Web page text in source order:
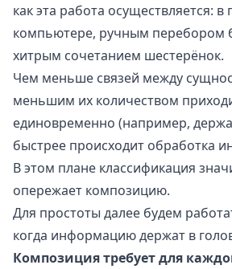
как эта работа осуществляется: в
компьютере, ручным перебором
хитрым сочетанием шестерёнок.
Чем меньше связей между
меньшим их количеством
единовременно (например,
быстрее происходит обработка
В этом плане классификация
опережает композицию.
Для простоты далее будем
когда информацию держат в
Композиция требует для